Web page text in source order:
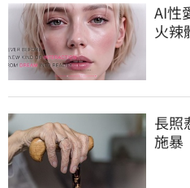
AI性
火辣
長照
施暴